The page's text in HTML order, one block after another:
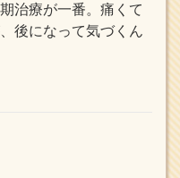
治療が一番。痛くて
後になって気づくん